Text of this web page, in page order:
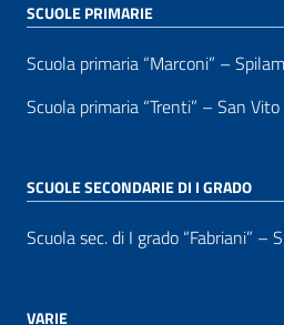
SCUOLE PRIMARIE
Scuola primaria “Marconi” –
Scuola primaria “Trenti” – San Vito
SCUOLE SECONDARIE DI I GRADO
Scuola sec. di I grado “Fabriani” –
VARIE